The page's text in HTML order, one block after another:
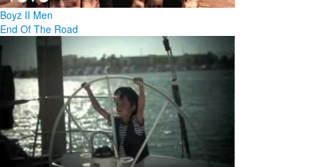
Boyz II Men
End Of The Road